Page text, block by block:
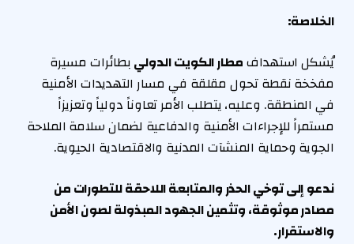
الخلاصة:
يُشكل استهدافمطار الكويت الدوليبطائرات مسيرة
مفخخة نقطة تحول مقلقة في مسار التهديدات الأمنية
في المنطقة. وعليه، يتطلب الأمر تعاوناً دولياً وتعزيزاً
مستمراً للإجراءات الأمنية والدفاعية لضمان سلامة الملاحة
الجوية وحماية المنشآت المدنية والاقتصادية الحيوية.
ندعو إلى توخي الحذر والمتابعة اللاحقة للتطورات من
مصادر موثوقة، وتثمين الجهود المبذولة لصون الأمن
والاستقرار.